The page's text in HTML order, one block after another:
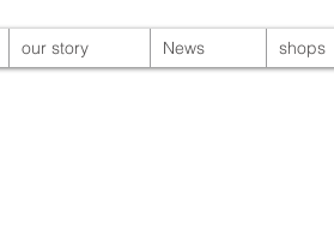
our story News shops